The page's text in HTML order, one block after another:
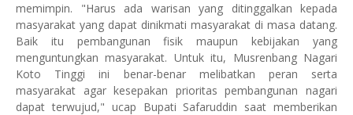
memimpin. "Harus ada warisan yang ditinggalkan kepada
masyarakat yang dapat dinikmati masyarakat di masa datang.
Baik itu pembangunan fisik maupun kebijakan yang
menguntungkan masyarakat. Untuk itu, Musrenbang Nagari
Koto Tinggi ini benar-benar melibatkan peran serta
masyarakat agar kesepakan prioritas pembangunan nagari
dapat terwujud," ucap Bupati Safaruddin saat memberikan